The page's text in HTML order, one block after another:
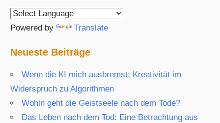
Powered by Translate
Neueste Beiträge
Wenn die KI mich ausbremst: Kreativität im
Widerspruch zu Algorithmen
Wohin geht die Geistseele nach dem Tode?
Das Leben nach dem Tod: Eine Betrachtung aus